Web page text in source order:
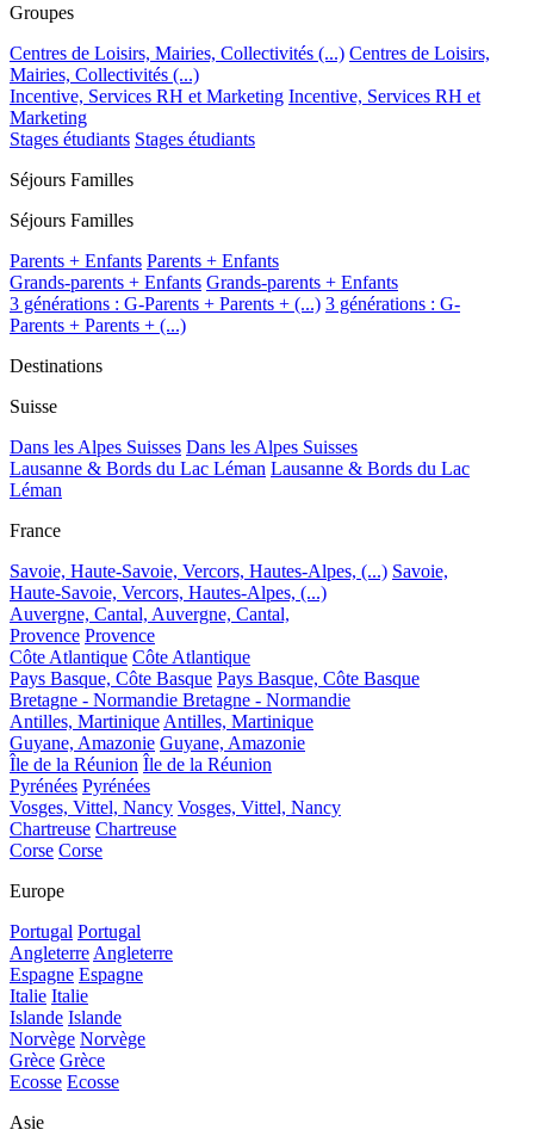
Groupes
Centres de Loisirs, Mairies, Collectivités (...) Centres de Loisirs,
Mairies, Collectivités (...)
Incentive, Services RH et Marketing Incentive, Services RH et
Marketing
Stages étudiants Stages étudiants
Séjours Familles
Séjours Familles
Parents + Enfants Parents + Enfants
Grands-parents + Enfants Grands-parents + Enfants
3 générations : G-Parents + Parents + (...) 3 générations : G-
Parents + Parents + (...)
Destinations
Suisse
Dans les Alpes Suisses Dans les Alpes Suisses
Lausanne & Bords du Lac Léman Lausanne & Bords du Lac
Léman
France
Savoie, Haute-Savoie, Vercors, Hautes-Alpes, (...) Savoie,
Haute-Savoie, Vercors, Hautes-Alpes, (...)
Auvergne, Cantal, Auvergne, Cantal,
Provence Provence
Côte Atlantique Côte Atlantique
Pays Basque, Côte Basque Pays Basque, Côte Basque
Bretagne - Normandie Bretagne - Normandie
Antilles, MartiniqueAntilles, Martinique
Guyane, Amazonie Guyane, Amazonie
Île de la Réunion Île de la Réunion
Pyrénées Pyrénées
Vosges, Vittel, Nancy Vosges, Vittel, Nancy
Chartreuse Chartreuse
Corse Corse
Europe
Portugal Portugal
AngleterreAngleterre
Espagne Espagne
Italie Italie
Islande Islande
Norvège Norvège
Grèce Grèce
Ecosse Ecosse
Asie